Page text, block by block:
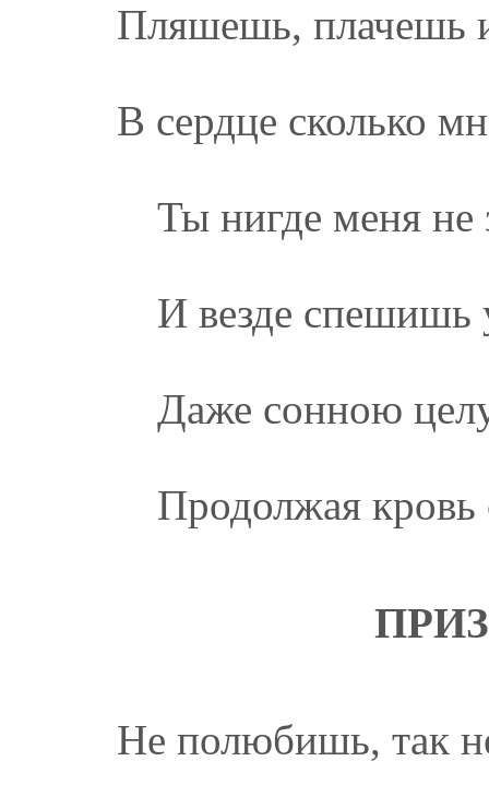
Пляшешь, плачешь
В сердце сколько
Ты нигде меня не
И везде спешишь
Даже сонною
Продолжая кровь
Не полюбишь, так